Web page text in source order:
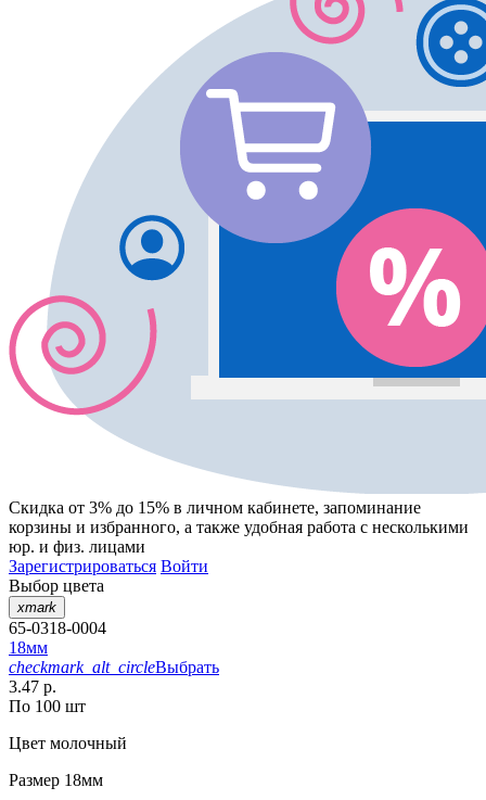
Скидка от 3% до 15% в личном кабинете, запоминание
корзины и избранного, а также удобная работа с несколькими
юр. и физ. лицами
Зарегистрироваться Войти
Выбор цвета
xmark
65-0318-0004
18мм
checkmark_alt_circleВыбрать
3.47 р.
По 100 шт
Цвет молочный
Размер 18мм